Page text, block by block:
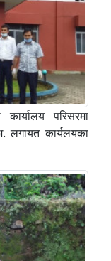
परिसरमा
लगायत कार्यलयका